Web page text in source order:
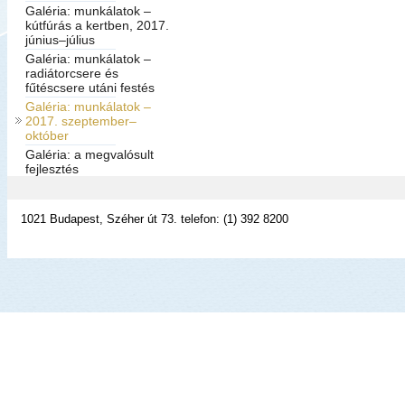
Galéria: munkálatok –
kútfúrás a kertben, 2017.
június–július
Galéria: munkálatok –
radiátorcsere és
fűtéscsere utáni festés
Galéria: munkálatok –
2017. szeptember–
október
Galéria: a megvalósult
fejlesztés
1021 Budapest, Széher út 73. telefon: (1) 392 8200